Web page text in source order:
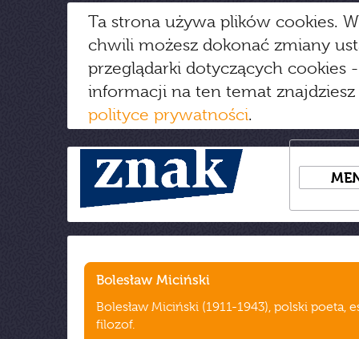
Ta strona używa plików cookies.
chwili możesz dokonać zmiany
przeglądarki dotyczących cookies
informacji na ten temat
polityce prywatności.
Bolesław Miciński
Bolesław Miciński (1911-1943), polski poeta,
filozof.